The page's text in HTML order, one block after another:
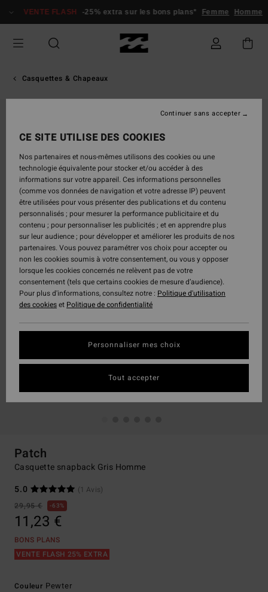
VENTE FLASH -25% extra sur les bons plans* Femme Homme
Casquettes & Chapeaux
Patch
Casquette snapback Gris Homme
5.0
(1 Avis)
29,95 €
63%
11,23 €
BONS PLANS
VENTE FLASH 25% EXTRA
Couleur Pewter
CE SITE UTILISE DES COOKIES
Nos partenaires et nous-mêmes utilisons des cookies ou une
technologie équivalente pour stocker et/ou accéder à des
informations sur votre appareil. Ces informations personnelles
(comme vos données de navigation et votre adresse IP) peuvent
être utilisées pour vous présenter des publications et du contenu
personnalisés ; pour mesurer la performance publicitaire et du
contenu ; pour personnaliser les publicités ; et en apprendre plus
sur leur audience ; pour développer et améliorer les produits de nos
partenaires. Vous pouvez paramétrer vos choix pour accepter ou
non les cookies soumis à votre consentement, ou vous y opposer
lorsque les cookies concernés ne relèvent pas de votre
consentement (tels que certains cookies de mesure d’audience).
Pour plus d'informations, consultez notre : Politique d'utilisation
des cookieset Politique de confidentialité
Personnaliser mes choix
Continuer sans accepter
Tout accepter